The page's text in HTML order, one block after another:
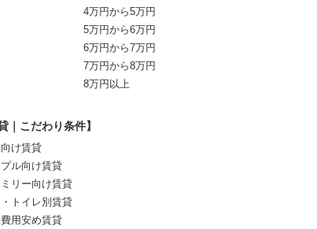
4万円から5万円
5万円から6万円
6万円から7万円
7万円から8万円
8万円以上
｜こだわり条件】
け賃貸
ル向け賃貸
リー向け賃貸
トイレ別賃貸
用安め賃貸